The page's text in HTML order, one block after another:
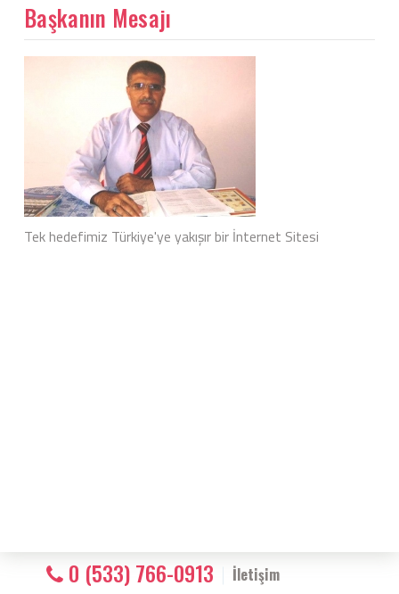
Başkanın Mesajı
Tek hedefimiz Türkiye'ye yakışır bir İnternet Sitesi
0 (533) 766-0913 İletişim